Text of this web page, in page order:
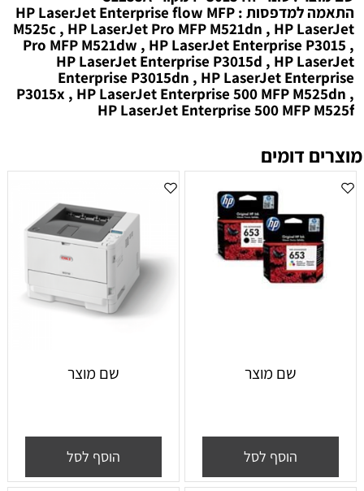
התאמה למדפסות : HP LaserJet Enterprise flow MFP
M525c , HP LaserJet Pro MFP M521dn , HP LaserJet
Pro MFP M521dw , HP LaserJet Enterprise P3015 ,
HP LaserJet Enterprise P3015d , HP LaserJet
Enterprise P3015dn , HP LaserJet Enterprise
P3015x , HP LaserJet Enterprise 500 MFP M525dn ,
HP LaserJet Enterprise 500 MFP M525f
מוצרים דומים
שם מוצר
הוסף לסל
שם מוצר
הוסף לסל